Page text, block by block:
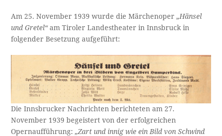
Am 25. November 1939 wurde die Märchenoper„Hänsel
und Gretel“am Tiroler Landestheater in Innsbruck in
folgender Besetzung aufgeführt:
Die Innsbrucker Nachrichten berichteten am 27.
November 1939 begeistert von der erfolgreichen
Opernaufführung:„Zart und innig wie ein Bild von Schwind